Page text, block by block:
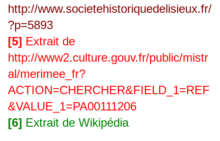
http://www.societehistoriquedelisieux.fr/
?p=5893
[5] Extrait de
http://www2.culture.gouv.fr/public/mistr
al/merimee_fr?
ACTION=CHERCHER&FIELD_1=REF
&VALUE_1=PA00111206
[6] Extrait de Wikipédia